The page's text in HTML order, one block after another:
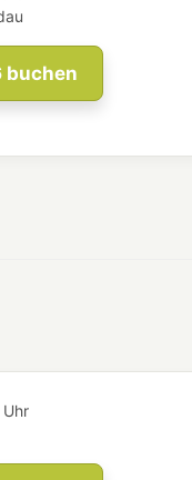
buchen